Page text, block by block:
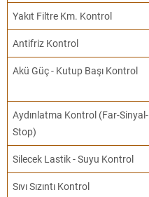
Yakıt Filtre Km. Kontrol
Antifriz Kontrol
Akü Güç - Kutup Başı Kontrol
Aydınlatma Kontrol (Far-Sinyal-
Stop)
Silecek Lastik - Suyu Kontrol
Sıvı Sızıntı Kontrol